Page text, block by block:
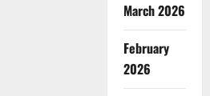
March 2026
February
2026